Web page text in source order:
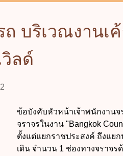
ถ บริเวณงานเ
ลด์
ข้อบังคับหัวหน้าเจ้าพนักงานจ
จราจรในงาน "Bangkok
ตั้งแต่แยกราชประสงค์ ถึงแ
เดิน จำนวน 1 ช่องทางจรา